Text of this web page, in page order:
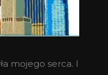
mojego serca. I